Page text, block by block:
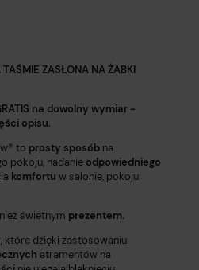
ZASŁONA NA ŻABKI
na dowolny wymiar -
opisu.
to prosty sposób na
pokoju, nadanie odpowiedniego
komfortu w salonie, pokoju
świetnym prezentem.
, które dzięki zastosowaniu
atramentów na